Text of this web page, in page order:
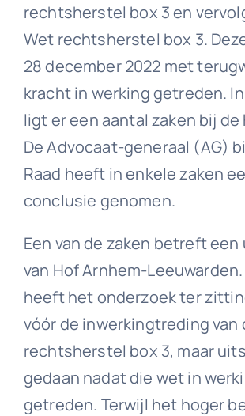
rechtsherstel box 3 en
Wet rechtsherstel box 3.
28 december 2022 met
kracht in werking getreden.
ligt er een aantal zaken bij de
De Advocaat-generaal (AG)
Raad heeft in enkele zaken
conclusie genomen.
Een van de zaken betreft
van Hof Arnhem-
heeft het onderzoek ter
vóór de inwerkingtreding van
rechtsherstel box 3, maar
gedaan nadat die wet in
getreden. Terwijl het hoger